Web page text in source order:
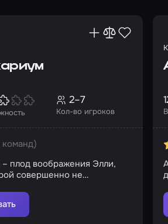
Кол-во игроков
2–7
команд)
плод воображения Элли,
совершенно не